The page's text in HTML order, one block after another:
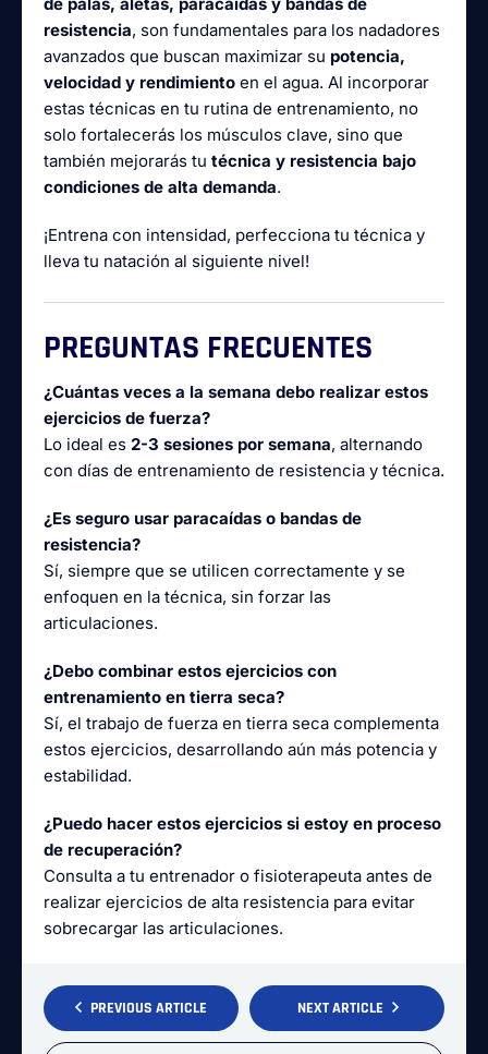
resistencia, son fundamentales para los nadadores
avanzados que buscan maximizar su potencia,
velocidad y rendimiento en el agua. Al incorporar
estas técnicas en tu rutina de entrenamiento, no
solo fortalecerás los músculos clave, sino que
también mejorarás tu técnica y resistencia bajo
condiciones de alta demanda.
¡Entrena con intensidad, perfecciona tu técnica y
lleva tu natación al siguiente nivel!
PREGUNTAS FRECUENTES
¿Cuántas veces a la semana debo realizar estos
ejercicios de fuerza?
Lo ideal es 2-3 sesiones por semana, alternando
con días de entrenamiento de resistencia y técnica.
¿Es seguro usar paracaídas o bandas de
resistencia?
Sí, siempre que se utilicen correctamente y se
enfoquen en la técnica, sin forzar las
articulaciones.
¿Debo combinar estos ejercicios con
entrenamiento en tierra seca?
Sí, el trabajo de fuerza en tierra seca complementa
estos ejercicios, desarrollando aún más potencia y
estabilidad.
¿Puedo hacer estos ejercicios si estoy en proceso
de recuperación?
Consulta a tu entrenador o fisioterapeuta antes de
realizar ejercicios de alta resistencia para evitar
sobrecargar las articulaciones.
PREVIOUS ARTICLE NEXT ARTICLE